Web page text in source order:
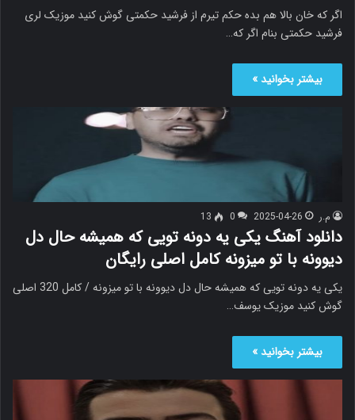
اگر که خان بالا هم بده حکم تیرم از فرشید حکمتی گوش کنید موزیک لری
فرشید حکمتی بنام اگر که…
بیشتر بخوانید »
م.ر 2025-04-26
0
13
دانلود آهنگ یکی یه دونه تویی که همیشه حال دل
دیوونه با تو میزونه کامل اصلی رایگان
یکی یه دونه تویی که همیشه حال دل دیوونه با تو میزونه / کامل 320 اصلی
گوش کنید موزیک یوسف…
بیشتر بخوانید »